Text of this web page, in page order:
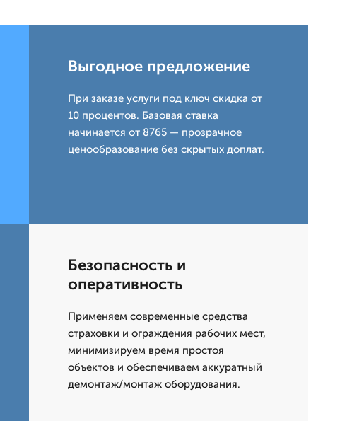
Выгодное предложение
При заказе услуги под ключ скидка от
10 процентов. Базовая ставка
начинается от 8765 — прозрачное
ценообразование без скрытых доплат.
Безопасность и
оперативность
Применяем современные средства
страховки и ограждения рабочих мест,
минимизируем время простоя
объектов и обеспечиваем аккуратный
демонтаж/монтаж оборудования.